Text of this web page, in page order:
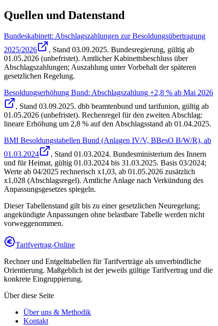
Quellen und Datenstand
Bundeskabinett: Abschlagszahlungen zur Besoldungsübertragung
2025/2026
, Stand 03.09.2025. Bundesregierung, gültig ab
01.05.2026 (unbefristet). Amtlicher Kabinettsbeschluss über
Abschlagszahlungen; Auszahlung unter Vorbehalt der späteren
gesetzlichen Regelung.
Besoldungserhöhung Bund: Abschlagszahlung +2,8 % ab Mai 2026
, Stand 03.09.2025. dbb beamtenbund und tarifunion, gültig ab
01.05.2026 (unbefristet). Rechenregel für den zweiten Abschlag:
lineare Erhöhung um 2,8 % auf den Abschlagsstand ab 01.04.2025.
BMI Besoldungstabellen Bund (Anlagen IV/V, BBesO B/W/R), ab
01.03.2024
, Stand 01.03.2024. Bundesministerium des Innern
und für Heimat, gültig 01.03.2024 bis 31.03.2025. Basis 03/2024;
Werte ab 04/2025 rechnerisch x1,03, ab 01.05.2026 zusätzlich
x1,028 (Abschlagsregel). Amtliche Anlage nach Verkündung des
Anpassungsgesetzes spiegeln.
Dieser Tabellenstand gilt bis zu einer gesetzlichen Neuregelung;
angekündigte Anpassungen ohne belastbare Tabelle werden nicht
vorweggenommen.
Tarifvertrag-Online
Rechner und Entgelttabellen für Tarifverträge als unverbindliche
Orientierung. Maßgeblich ist der jeweils gültige Tarifvertrag und die
konkrete Eingruppierung.
Über diese Seite
Über uns & Methodik
Kontakt